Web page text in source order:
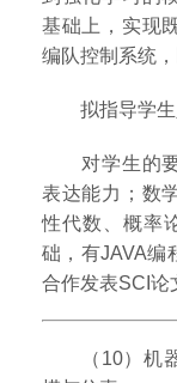
基础上，实现
编队控制系统
拟指导学生
对学生的要
表达能力；数
性代数、概率
础，有JAVA编
合作发表SCI论
（10）机器